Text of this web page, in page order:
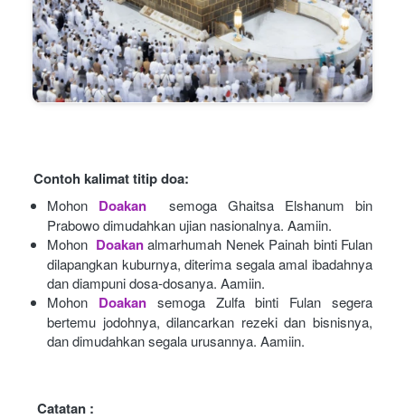
Contoh kalimat titip doa:
Mohon Doakan
semoga Ghaitsa Elshanum bin
Prabowo dimudahkan ujian nasionalnya. Aamiin.
Mohon Doakan almarhumah Nenek Painah binti Fulan
dilapangkan kuburnya, diterima segala amal ibadahnya
dan diampuni dosa-dosanya. Aamiin.
Mohon
Doakan semoga Zulfa binti Fulan segera
bertemu jodohnya, dilancarkan rezeki dan bisnisnya,
dan dimudahkan segala urusannya. Aamiin.
Catatan :